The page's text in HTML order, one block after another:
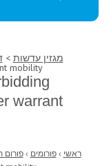
מגזין עדשות >
mobility.
warrant
ראשי › פורומים › פורום